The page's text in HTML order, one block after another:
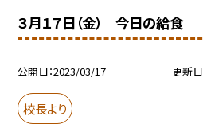
３月１７日（金） 今日の給食
公開日 2023/03/17 更新日
校長より